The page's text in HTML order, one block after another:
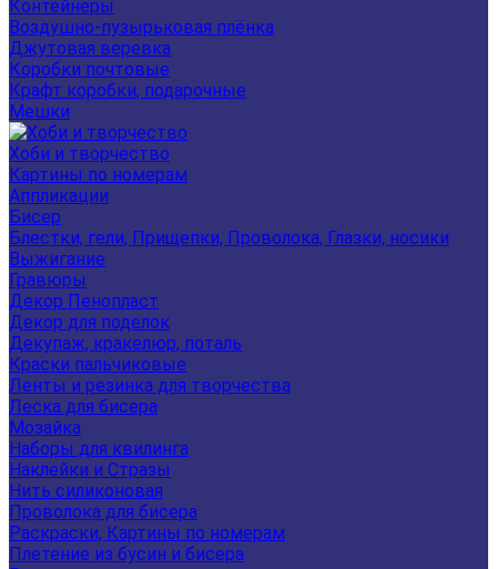
Контейнеры
Воздушно-пузырьковая плёнка
Джутовая веревка
Коробки почтовые
Крафт коробки, подарочные
Мешки
Хоби и творчество
Картины по номерам
Аппликации
Бисер
Блестки, гели, Прищепки, Проволока, Глазки, носики
Выжигание
Гравюры
Декор Пенопласт
Декор для поделок
Декупаж, кракелюр, поталь
Краски пальчиковые
Ленты и резинка для творчества
Леска для бисера
Мозайка
Наборы для квилинга
Наклейки и Стразы
Нить силиконовая
Проволока для бисера
Раскраски, Картины по номерам
Плетение из бусин и бисера